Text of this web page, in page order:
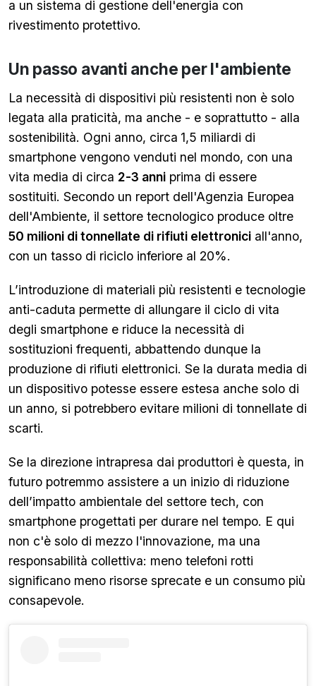
a un sistema di gestione dell'energia con
rivestimento protettivo.
Un passo avanti anche per l'ambiente
La necessità di dispositivi più resistenti non è solo
legata alla praticità, ma anche - e soprattutto - alla
sostenibilità. Ogni anno, circa 1,5 miliardi di
smartphone vengono venduti nel mondo, con una
vita media di circa 2-3 anni prima di essere
sostituiti. Secondo un report dell'Agenzia Europea
dell'Ambiente, il settore tecnologico produce oltre
50 milioni di tonnellate di rifiuti elettronici all'anno,
con un tasso di riciclo inferiore al 20%.
L’introduzione di materiali più resistenti e tecnologie
anti-caduta permette di allungare il ciclo di vita
degli smartphone e riduce la necessità di
sostituzioni frequenti, abbattendo dunque la
produzione di rifiuti elettronici. Se la durata media di
un dispositivo potesse essere estesa anche solo di
un anno, si potrebbero evitare milioni di tonnellate di
scarti.
Se la direzione intrapresa dai produttori è questa, in
futuro potremmo assistere a un inizio di riduzione
dell’impatto ambientale del settore tech, con
smartphone progettati per durare nel tempo. E qui
non c'è solo di mezzo l'innovazione, ma una
responsabilità collettiva: meno telefoni rotti
significano meno risorse sprecate e un consumo più
consapevole.